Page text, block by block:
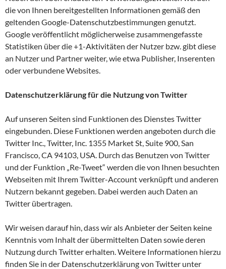
die von Ihnen bereitgestellten Informationen gemäß den
geltenden Google-Datenschutzbestimmungen genutzt.
Google veröffentlicht möglicherweise zusammengefasste
Statistiken über die +1-Aktivitäten der Nutzer bzw. gibt diese
an Nutzer und Partner weiter, wie etwa Publisher, Inserenten
oder verbundene Websites.
Datenschutzerklärung für die Nutzung von Twitter
Auf unseren Seiten sind Funktionen des Dienstes Twitter
eingebunden. Diese Funktionen werden angeboten durch die
Twitter Inc., Twitter, Inc. 1355 Market St, Suite 900, San
Francisco, CA 94103, USA. Durch das Benutzen von Twitter
und der Funktion „Re-Tweet“ werden die von Ihnen besuchten
Webseiten mit Ihrem Twitter-Account verknüpft und anderen
Nutzern bekannt gegeben. Dabei werden auch Daten an
Twitter übertragen.
Wir weisen darauf hin, dass wir als Anbieter der Seiten keine
Kenntnis vom Inhalt der übermittelten Daten sowie deren
Nutzung durch Twitter erhalten. Weitere Informationen hierzu
finden Sie in der Datenschutzerklärung von Twitter unter